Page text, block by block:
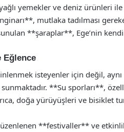
yemekler ve deniz ürünleri
mutlaka tadılması
**şaraplar**, Ege’nin
Eğlence
isteyenler için değil,
**Su sporları**,
doğa yürüyüşleri ve bisiklet
**festivaller** ve